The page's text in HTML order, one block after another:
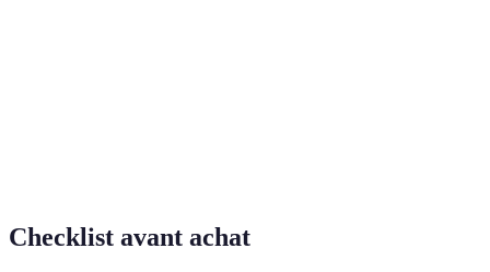
Checklist avant achat